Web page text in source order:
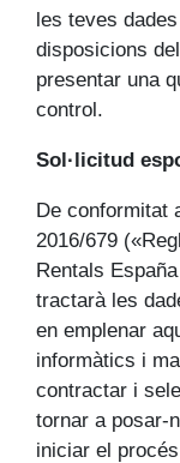
les teves
disposicions
presentar una
control.
Sol·licitud
De conformitat
2016/679
Rentals
tractarà les
en emplenar
informàtics i
contractar i
tornar a posar-
iniciar el